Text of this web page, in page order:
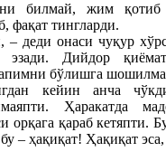
билмай, жим қотиб
фақат тингларди.
деди онаси чуқур
эзади. Дийдор
бўлишга
кейин анча
Ҳаракатда
орқага қараб кетяпти.
– ҳақиқат! Ҳақиқат